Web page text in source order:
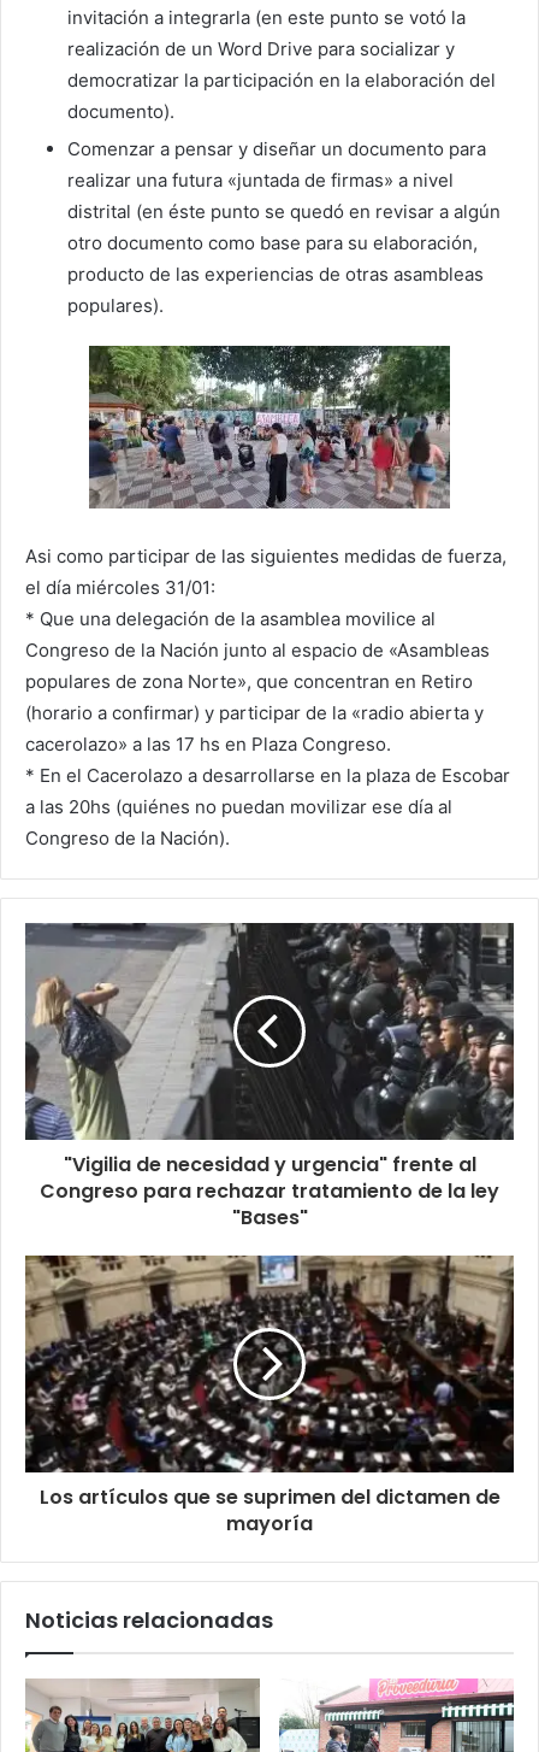
invitación a integrarla (en este punto se votó la
realización de un Word Drive para socializar y
democratizar la participación en la elaboración del
documento).
Comenzar a pensar y diseñar un documento para
realizar una futura «juntada de firmas» a nivel
distrital (en éste punto se quedó en revisar a algún
otro documento como base para su elaboración,
producto de las experiencias de otras asambleas
populares).
Asi como participar de las siguientes medidas de fuerza,
el día miércoles 31/01:
* Que una delegación de la asamblea movilice al
Congreso de la Nación junto al espacio de «Asambleas
populares de zona Norte», que concentran en Retiro
(horario a confirmar) y participar de la «radio abierta y
cacerolazo» a las 17 hs en Plaza Congreso.
* En el Cacerolazo a desarrollarse en la plaza de Escobar
a las 20hs (quiénes no puedan movilizar ese día al
Congreso de la Nación).
"Vigilia de necesidad y urgencia" frente al
Congreso para rechazar tratamiento de la ley
"Bases"
Los artículos que se suprimen del dictamen de
mayoría
Noticias relacionadas